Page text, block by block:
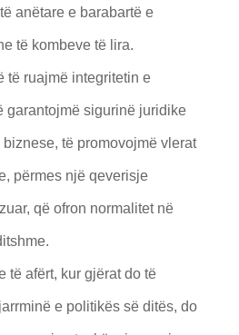
anëtare e barabartë e
të kombeve të lira.
të ruajmë integritetin e
garantojmë sigurinë juridike
të promovojmë vlerat
përmes një qeverisje
që ofron normalitet në
të afërt, kur gjërat do të
e politikës së ditës, do